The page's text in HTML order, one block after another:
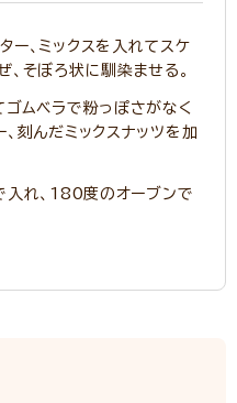
ー、ミックスを入れてスケ
、そぼろ状に馴染ませる。
ゴムベラで粉っぽさがなく
刻んだミックスナッツを加
入れ、180度のオーブンで